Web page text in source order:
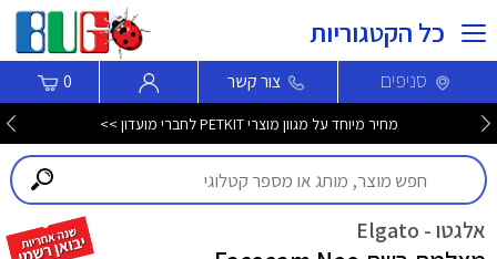
כל הקטגוריות
סניפים צור קשר 0
מחיר מיוחד על מגוון מוצרי PETKIT לחברי מועדון >>
אלגטו - Elgato